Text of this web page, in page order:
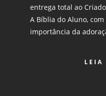
entrega total ao
A Bíblia do Aluno,
importância da
LEIA